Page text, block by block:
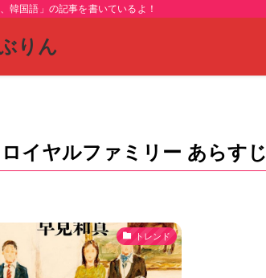
韓国語」の記事を書いているよ！
りん
イヤルファミリー あらすじ
トレンド